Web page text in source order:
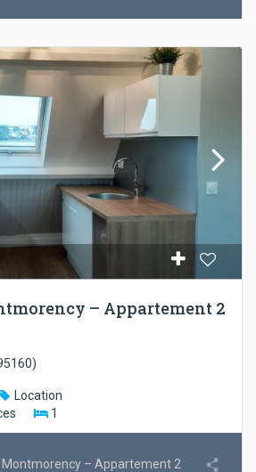
– Appartement 2
)
Location
1
Montmorency – Appartement 2